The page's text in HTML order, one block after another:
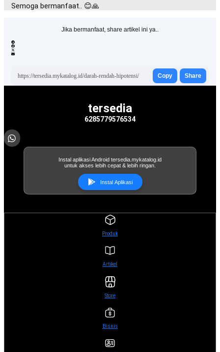
Semoga bermanfaat.. 😊🙏
Jika bermanfaat, share artikel ini ya..
https://tersedia.mykatalog.id/darah-rendah-hipotensi/ Copy Share
tersedia
6285779576534
Instal aplikasi Android tersedia.mykatalog.id
untuk akses lebih cepat & lebih ringan.
Instal Aplikasi
Produk
Artikel
Store
Bisnis